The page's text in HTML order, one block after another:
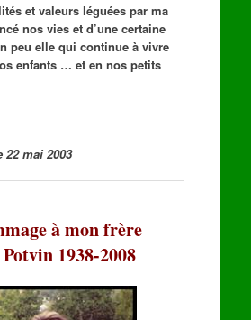
et valeurs léguées par ma
nos vies et d’une certaine
peu elle qui continue à vivre
enfants … et en nos petits
mai 2003
à mon frère
1938-2008